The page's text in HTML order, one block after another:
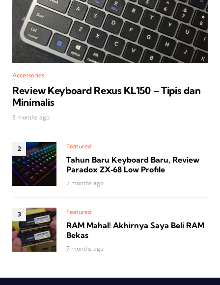
Accessories
Review Keyboard Rexus KL150 – Tipis dan
Minimalis
3 months ago
Featured
Tahun Baru Keyboard Baru, Review
Paradox ZX‑68 Low Profile
7 months ago
Featured
RAM Mahal! Akhirnya Saya Beli RAM
Bekas
7 months ago